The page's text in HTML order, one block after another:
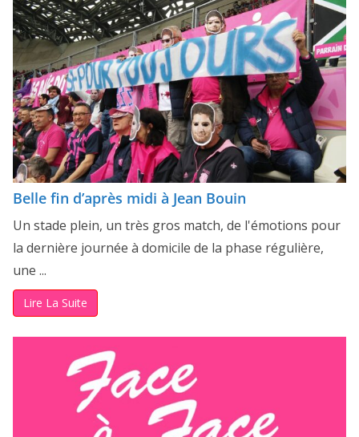
Belle fin d’après midi à Jean Bouin
Un stade plein, un très gros match, de l'émotions pour
la dernière journée à domicile de la phase régulière,
une ...
Lire La Suite